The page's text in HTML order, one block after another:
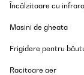
Încălzitoare cu
Masini de gheata
Frigidere pentru
Racitoare aer